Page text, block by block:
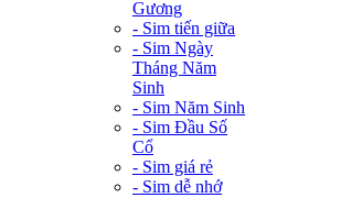
Gương
- Sim tiến giữa
- Sim Ngày
Tháng Năm
Sinh
- Sim Năm Sinh
- Sim Đầu Số
Cổ
- Sim giá rẻ
- Sim dễ nhớ